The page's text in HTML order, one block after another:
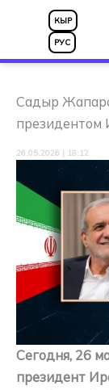
Перейти
содержимому
КЫР
РУС
Садыр
президентом
26.05.2026 | 18:12
Сегодня, 26
президент